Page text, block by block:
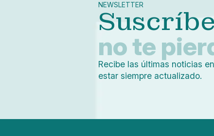
NEWSLETTER
no te
Recibe las últimas noticias
estar siempre actualizado.